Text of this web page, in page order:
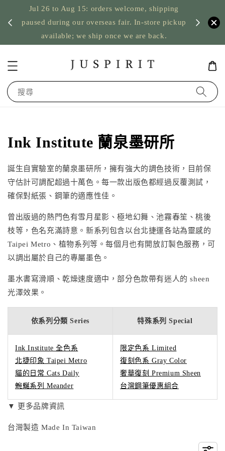
US orders: taxes prepaid up to USD 2,500,
nothing to pay on delivery
台灣筆
搜尋
Ink Institute 蘭泉墨研所
誕生自實驗室的蘭泉墨研所，擁有強大的調色技術，目前保
守估計可調配超過十萬色。每一款出版色都經過反覆測試，
確保對紙張、鋼筆的適應性佳。
曾出版過的熱門色有雪月星影、極地幻舞、池霧春笙、桃後
枝等，色名充滿詩意。新系列包含以台北捷運各站為靈感的
Taipei Metro、植物系列等。每個月也有開放訂製色服務，可
以調出屬於自己的專屬墨色。
墨水書寫滑順、乾燥速度適中，部分色款帶有迷人的 sheen
光澤效果。
依系列分類 Series 特殊系列 Special
Ink Institute 全色系
北捷印象 Taipei Metro
貓的日常 Cats Daily
蜿蜒系列 Meander
限定色系 Limited
復刻色系 Gray Color
奢華復刻 Premium Sheen
台灣鋼筆優惠組合
▼ 更多品牌資訊
台灣製造 Made In Taiwan